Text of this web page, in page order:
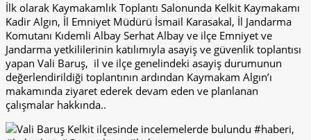
İlk olarak Kaymakamlık Toplantı Salonunda Kelkit Kaymakamı
Kadir Algın, İl Emniyet Müdürü İsmail Karasakal, İl Jandarma
Komutanı Kıdemli Albay Serhat Albay ve ilçe Emniyet ve
Jandarma yetkililerinin katılımıyla asayiş ve güvenlik toplantısı
yapan Vali Baruş, il ve ilçe genelindeki asayiş durumunun
değerlendirildiği toplantının ardından Kaymakam Algın’ı
makamında ziyaret ederek devam eden ve planlanan
çalışmalar hakkında..